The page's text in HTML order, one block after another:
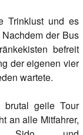
Trinklust und es
der Bus
befreit
der eigenen vier
wartete.
geile Tour
an alle Mitfahrer,